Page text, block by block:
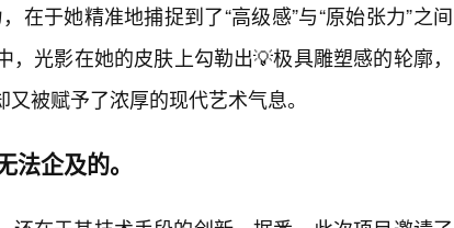
在于她精准地捕捉到了“高级感”与“原始张力”之间
光影在她的皮肤上勾勒出💡极具雕塑感的轮廓，
被赋予了浓厚的现代艺术气息。
企及的。